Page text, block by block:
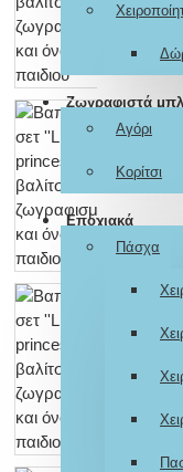
Ζωγραφιστά
Αγόρι
Κορίτσι
Εποχιακά
Πάσχα